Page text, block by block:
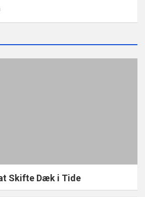
Skifte Dæk i Tide